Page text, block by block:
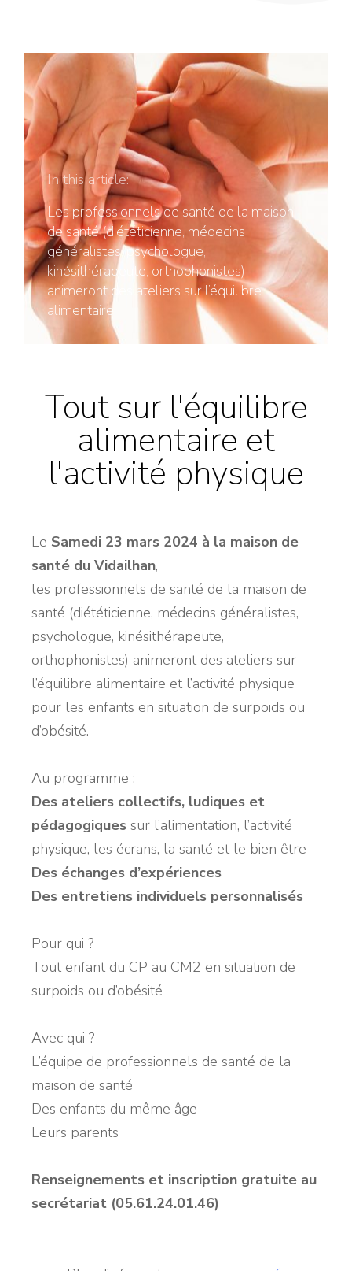
In this article:
Les professionnels de santé de la maison
de santé (diététicienne, médecins
généralistes, psychologue,
kinésithérapeute, orthophonistes)
animeront des ateliers sur l’équilibre
alimentaire
Tout sur l'équilibre
alimentaire et
l'activité physique
Le Samedi 23 mars 2024 à la maison de
santé du Vidailhan,
les professionnels de santé de la maison de
santé (diététicienne, médecins généralistes,
psychologue, kinésithérapeute,
orthophonistes) animeront des ateliers sur
l’équilibre alimentaire et l’activité physique
pour les enfants en situation de surpoids ou
d’obésité.
Au programme :
Des ateliers collectifs, ludiques et
pédagogiques sur l’alimentation, l’activité
physique, les écrans, la santé et le bien être
Des échanges d’expériences
Des entretiens individuels personnalisés
Pour qui ?
Tout enfant du CP au CM2 en situation de
surpoids ou d’obésité
Avec qui ?
L’équipe de professionnels de santé de la
maison de santé
Des enfants du même âge
Leurs parents
Renseignements et inscription gratuite au
secrétariat (05.61.24.01.46)